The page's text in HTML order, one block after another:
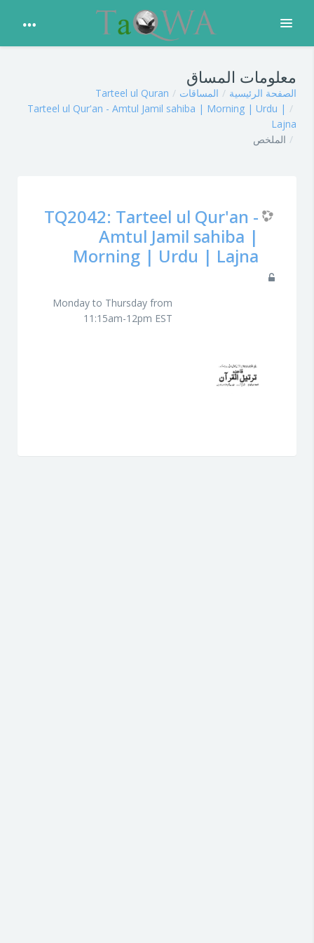
توسيع
معلومات المساق
الصفحة الرئيسية المساقات
Tarteel ul Quran
Tarteel ul Qur'an - Amtul Jamil sahiba | Morning | Urdu |
Lajna
الملخص
TQ2042: Tarteel ul Qur'an -
Amtul Jamil sahiba |
Morning | Urdu | Lajna
Monday to Thursday from
11:15am-12pm EST